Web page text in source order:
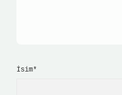
İsim*